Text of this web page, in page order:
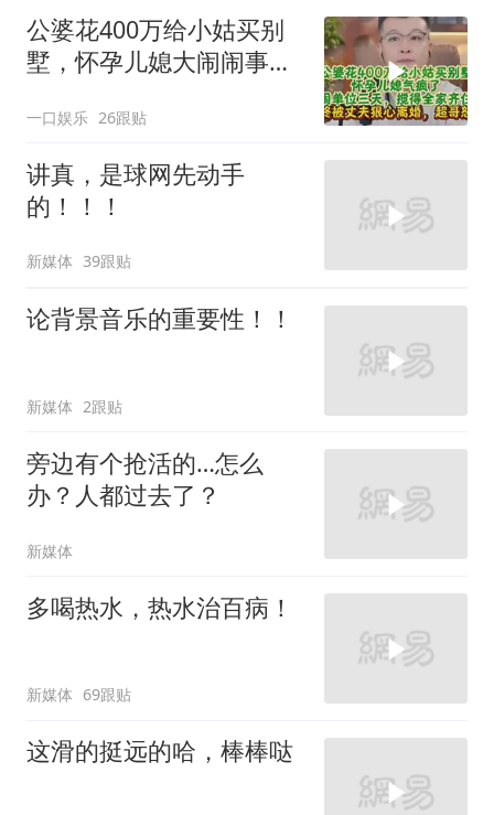
公婆花400万给小姑买别
墅，怀孕儿媳大闹闹事，
一口娱乐 26跟贴
讲真，是球网先动手
的！！！
新媒体 39跟贴
论背景音乐的重要性！！
新媒体 2跟贴
旁边有个抢活的…怎么
办？人都过去了？
新媒体
多喝热水，热水治百病！
新媒体 69跟贴
这滑的挺远的哈，棒棒哒